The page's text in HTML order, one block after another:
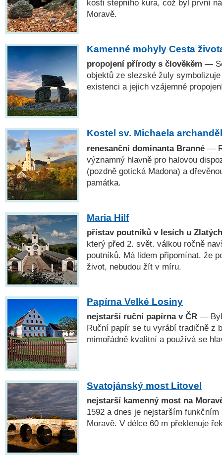
kosti stepního kura, což byl první
Moravě.
Kamenné mohyly Cesta
propojení přírody s člověkěm —
objektů ze slezské žuly
existenci a jejich vzájemné
Kostel sv. Michaela
renesanční dominanta Branné —
významný hlavně pro halovou
(pozdně gotická Madona) a
památka.
Maria Hilf
přístav poutníků v lesích u
který před 2. svět. válkou ročně
poutníků. Má lidem připomínat, že
život, nebudou žít v míru.
Papírna Velké Losiny
nejstarší ruční papírna v ČR —
Ruční papír se tu vyrábí tradičně z
mimořádně kvalitní a používá se
Svatojánský most Litovel
nejstarší kamenný most na
1592 a dnes je nejstarším
Moravě. V délce 60 m překlenuje